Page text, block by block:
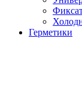
Герметики